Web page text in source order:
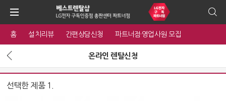
홈 설치리뷰 간편상담신청 파트너점·영업사원 모집
온라인 렌탈신청
선택한 제품 1.